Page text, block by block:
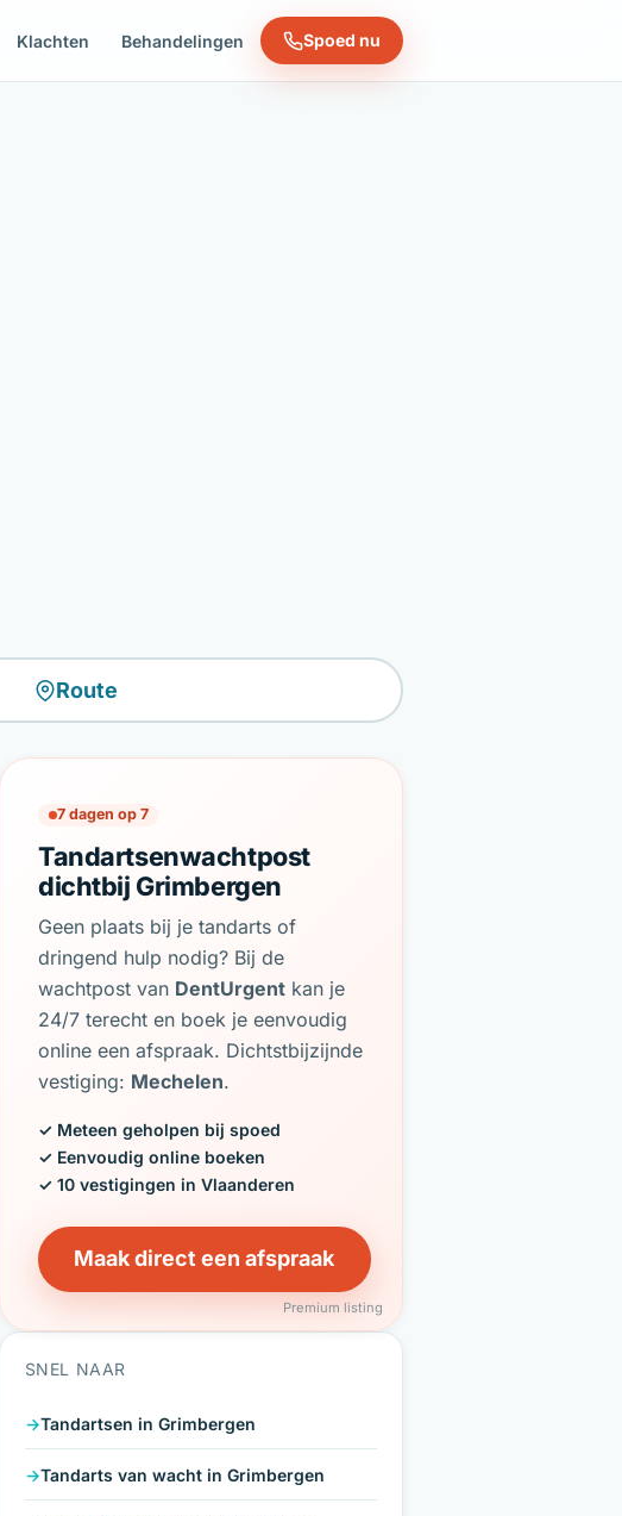
Klachten Behandelingen Spoed nu
Route
7 dagen op 7
Tandartsenwachtpost
dichtbij Grimbergen
Geen plaats bij je tandarts of
dringend hulp nodig? Bij de
wachtpost van DentUrgent kan je
24/7 terecht en boek je eenvoudig
online een afspraak. Dichtstbijzijnde
vestiging: Mechelen.
✓ Meteen geholpen bij spoed
✓ Eenvoudig online boeken
✓ 10 vestigingen in Vlaanderen
Maak direct een afspraak
Premium listing
SNEL NAAR
Tandartsen in Grimbergen
Tandarts van wacht in Grimbergen